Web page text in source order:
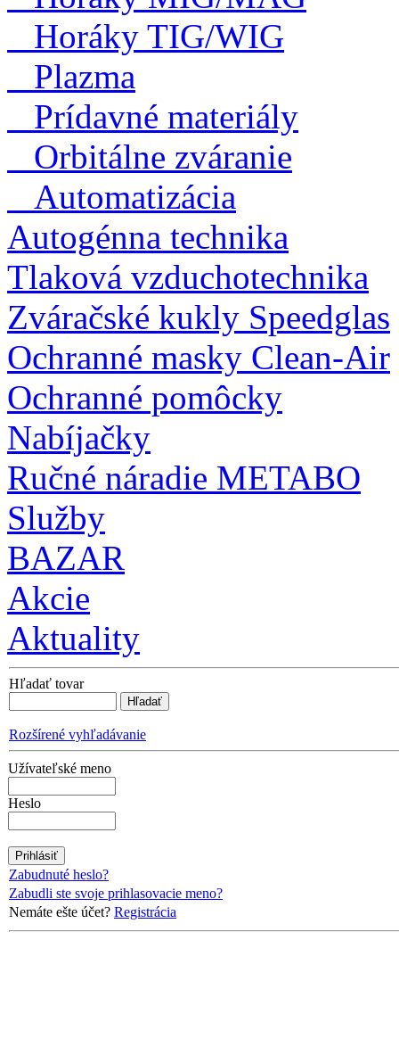
Horáky TIG/WIG
Plazma
Prídavné materiály
Orbitálne zváranie
Automatizácia
Autogénna technika
Tlaková vzduchotechnika
Zváračské kukly Speedglas
Ochranné masky Clean-Air
Ochranné pomôcky
Nabíjačky
Ručné náradie METABO
Služby
BAZAR
Akcie
Aktuality
Hľadať tovar
Rozšírené vyhľadávanie
Užívateľské meno
Heslo
Zabudnuté heslo?
Zabudli ste svoje prihlasovacie meno?
Nemáte ešte účet? Registrácia